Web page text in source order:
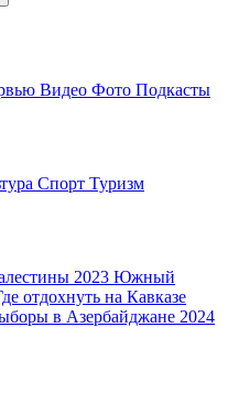
Видео Фото Подкасты
Спорт Туризм
2023 Южный
отдохнуть на Кавказе
в Азербайджане 2024